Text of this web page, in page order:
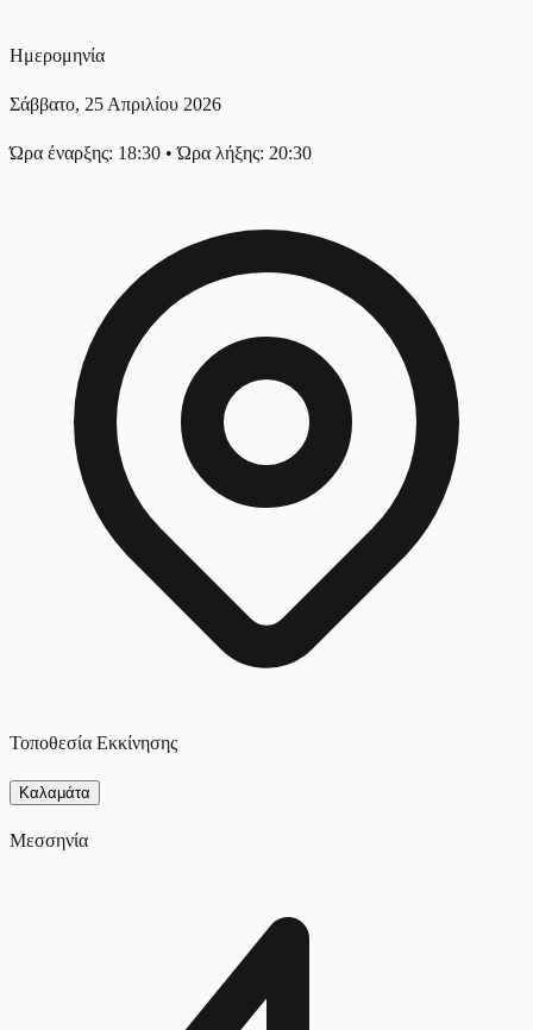
Ημερομηνία
Σάββατο, 25 Απριλίου 2026
Ώρα έναρξης: 18:30 •Ώρα λήξης: 20:30
Τοποθεσία Εκκίνησης
Καλαμάτα
Μεσσηνία